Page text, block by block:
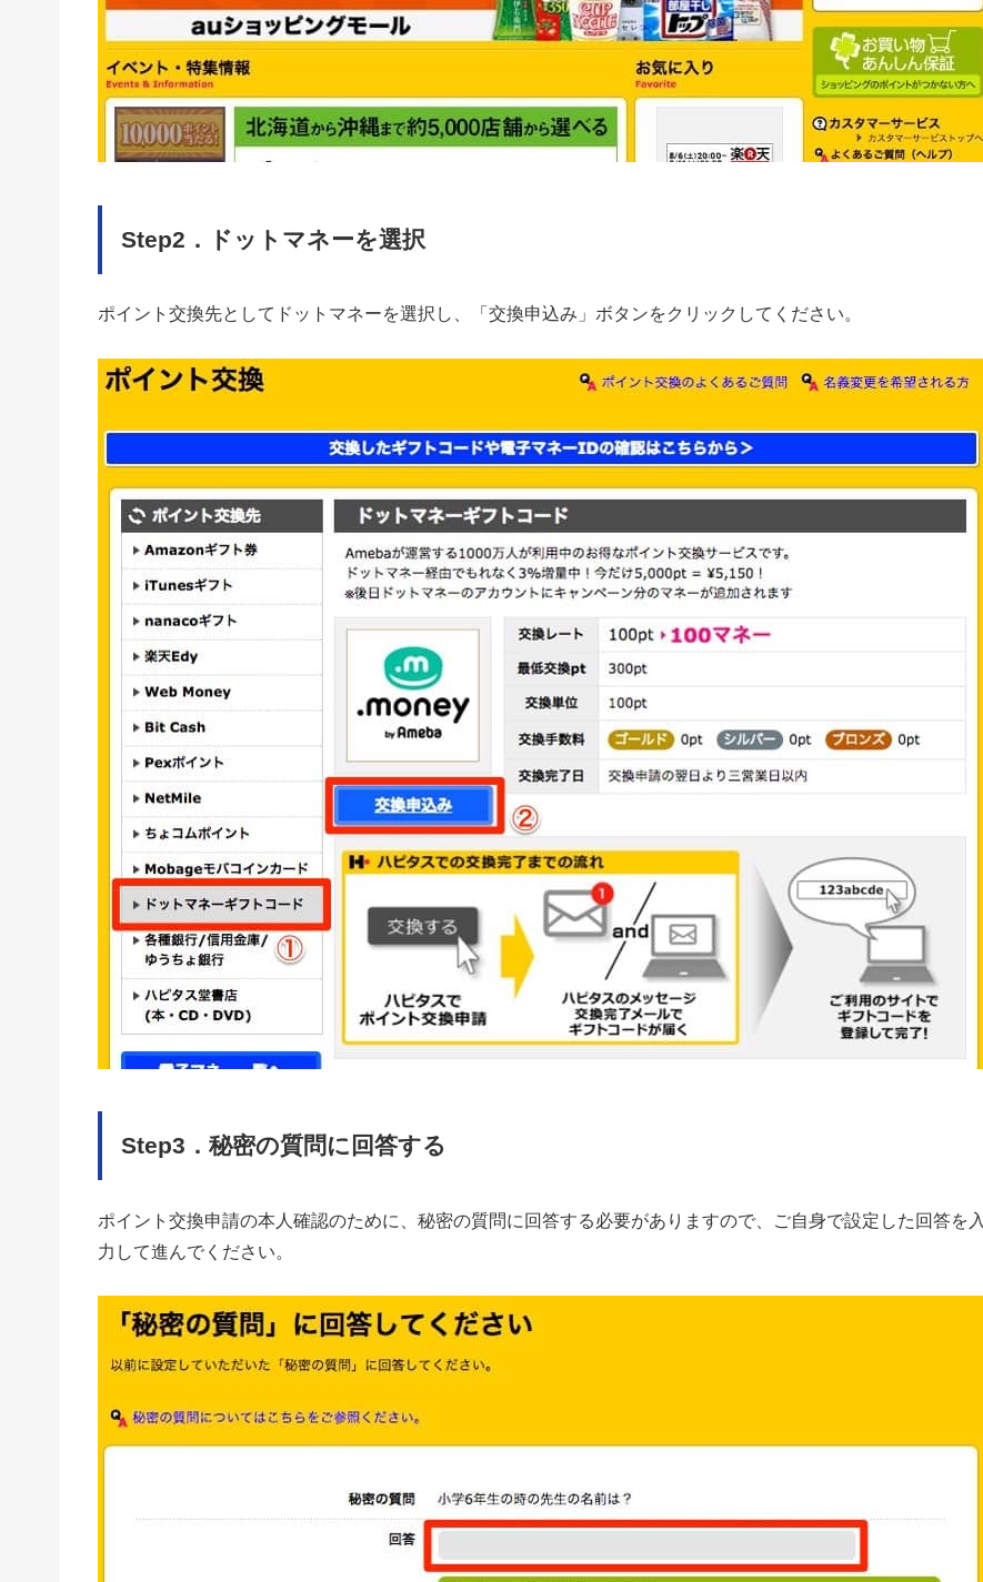
Step2．ドットマネーを選択
ポイント交換先としてドットマネーを選択し、「交換申込み」ボタンをクリックしてください。
Step3．秘密の質問に回答する
ポイント交換申請の本人確認のために、秘密の質問に回答する必要がありますので、ご自身で設定した回答を入
力して進んでください。